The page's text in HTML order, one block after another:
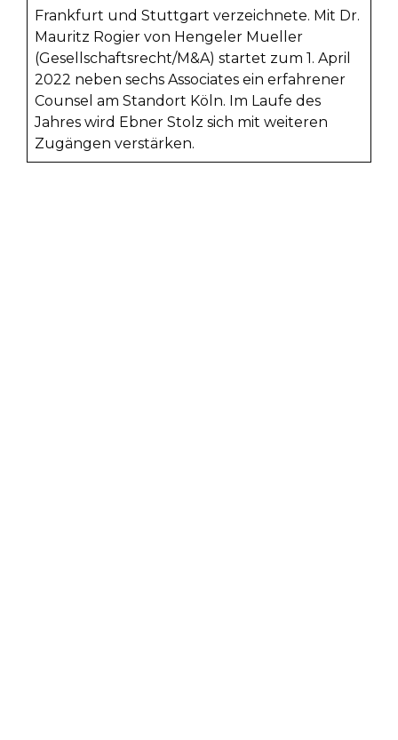
Frankfurt und Stuttgart verzeichnete. Mit Dr.
Mauritz Rogier von Hengeler Mueller
(Gesellschaftsrecht/M&A) startet zum 1. April
2022 neben sechs Associates ein erfahrener
Counsel am Standort Köln. Im Laufe des
Jahres wird Ebner Stolz sich mit weiteren
Zugängen verstärken.